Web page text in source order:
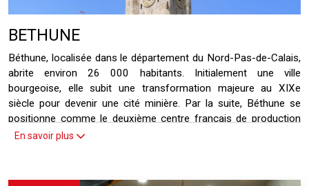
BETHUNE
Béthune, localisée dans le département du Nord-Pas-de-Calais,
abrite environ 26 000 habitants. Initialement une ville
bourgeoise, elle subit une transformation majeure au XIXe
siècle pour devenir une cité minière. Par la suite, Béthune se
positionne comme le deuxième centre français de production
de pneumatiques après Clermont-Ferrand. La ville est
de son beffroi érigé en 1388, classé monument historique et
En savoir plus